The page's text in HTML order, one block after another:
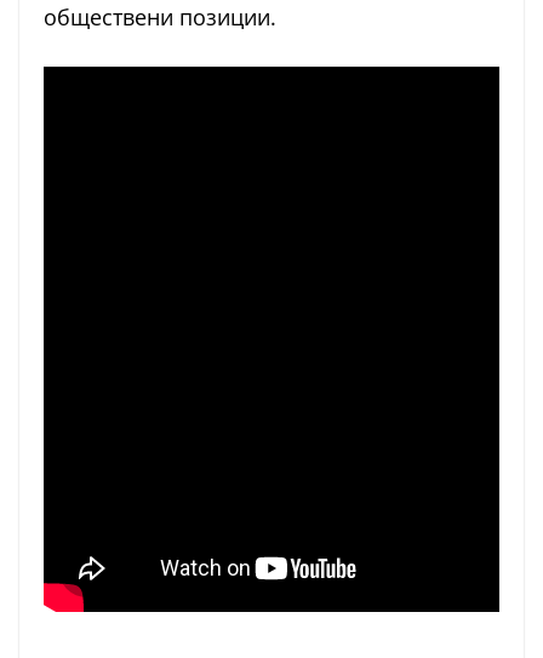
обществени позиции.